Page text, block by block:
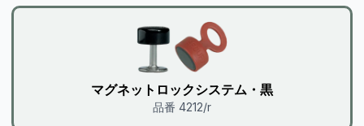
マグネットロックシステム・黒
品番 4212/r